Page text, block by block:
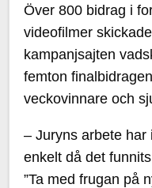
Över 800 bidrag i
videofilmer
kampanjsajten
femton
veckovinnare och
– Juryns arbete har
enkelt då det
”Ta med frugan på